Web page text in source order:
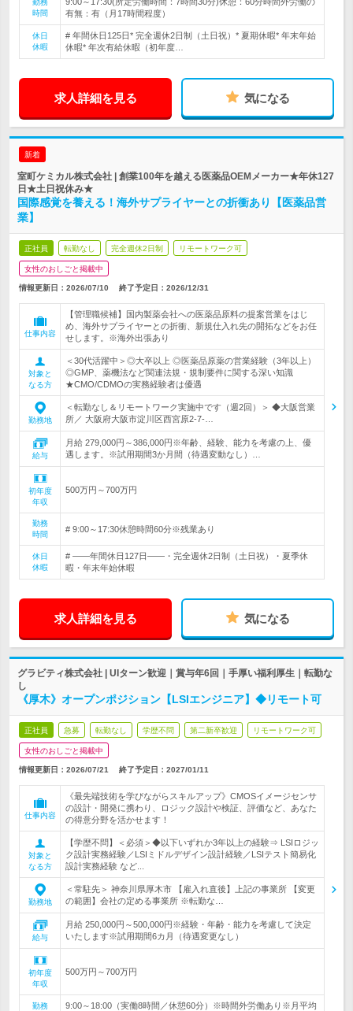
勤務
時間
有無：有（月17時間程度）
休日
休暇
# 年間休日125日* 完全週休2日制（土日祝）* 夏期休暇* 年末年始
休暇* 年次有給休暇（初年度…
求人詳細を見る 気になる
新着
室町ケミカル株式会社 | 創業100年を越える医薬品OEMメーカー★年休127
日★土日祝休み★
国際感覚を養える！海外サプライヤーとの折衝あり【医薬品営
業】
正社員 転勤なし 完全週休2日制 リモートワーク可
女性のおしごと掲載中
情報更新日：2026/07/10 終了予定日： 2026/12/31
仕事内容
【管理職候補】国内製薬会社への医薬品原料の提案営業をはじ
め、海外サプライヤーとの折衝、新規仕入れ先の開拓などをお任
せします。※海外出張あり
対象と
なる方
＜30代活躍中＞◎大卒以上 ◎医薬品原薬の営業経験（3年以上）
◎GMP、薬機法など関連法規・規制要件に関する深い知識
★CMO/CDMOの実務経験者は優遇
勤務地
＜転勤なし＆リモートワーク実施中です（週2回）＞ ◆大阪営業
所／ 大阪府大阪市淀川区西宮原2-7-…
給与
月給 279,000円～386,000円※年齢、経験、能力を考慮の上、優
遇します。※試用期間3か月間（待遇変動なし）…
初年度
年収
500万円～700万円
勤務
時間
# 9:00～17:30休憩時間60分※残業あり
休日
休暇
# ――年間休日127日――・完全週休2日制（土日祝）・夏季休
暇・年末年始休暇
求人詳細を見る 気になる
グラビティ株式会社 | UIターン歓迎｜賞与年6回｜手厚い福利厚生｜転勤な
し
《厚木》オープンポジション【LSIエンジニア】◆リモート可
正社員 急募 転勤なし 学歴不問 第二新卒歓迎 リモートワーク可
女性のおしごと掲載中
情報更新日：2026/07/21 終了予定日： 2027/01/11
仕事内容
《最先端技術を学びながらスキルアップ》CMOSイメージセンサ
の設計・開発に携わり、ロジック設計や検証、評価など、あなた
の得意分野を活かせます！
対象と
なる方
【学歴不問】＜必須＞◆以下いずれか3年以上の経験⇒ LSIロジッ
ク設計実務経験／LSIミドルデザイン設計経験／LSIテスト簡易化
設計実務経験 など...
勤務地
＜常駐先＞ 神奈川県厚木市 【雇入れ直後】上記の事業所 【変更
の範囲】会社の定める事業所 ※転勤な…
給与
月給 250,000円～500,000円※経験・年齢・能力を考慮して決定
いたします※試用期間6カ月（待遇変更なし）
初年度
年収
500万円～700万円
勤務 9:00～18:00（実働8時間／休憩60分）※時間外労働あり※月平均